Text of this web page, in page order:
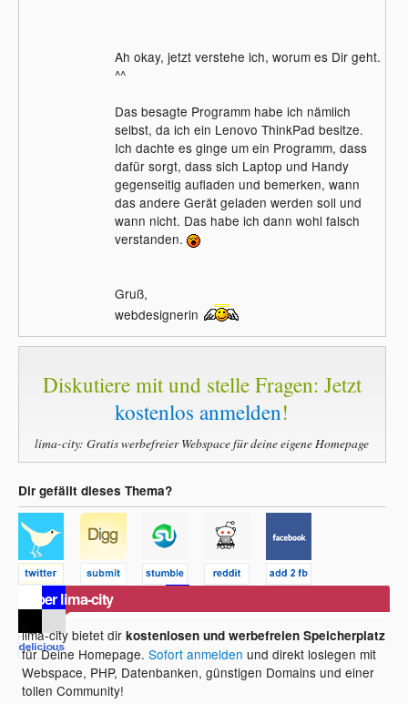
Ah okay, jetzt verstehe ich, worum es Dir geht.
^^
Das besagte Programm habe ich nämlich
selbst, da ich ein Lenovo ThinkPad besitze.
Ich dachte es ginge um ein Programm, dass
dafür sorgt, dass sich Laptop und Handy
gegenseitig aufladen und bemerken, wann
das andere Gerät geladen werden soll und
wann nicht. Das habe ich dann wohl falsch
verstanden.
Gruß,
webdesignerin
Diskutiere mit und stelle Fragen: Jetzt
kostenlos anmelden!
lima-city: Gratis werbefreier Webspace für deine eigene Homepage
Dir gefällt dieses Thema?
Über lima-city
lima-city bietet dirkostenlosen und werbefreien Speicherplatz
für Deine Homepage.Sofort anmelden und direkt loslegen mit
Webspace, PHP, Datenbanken, günstigen Domains und einer
tollen Community!